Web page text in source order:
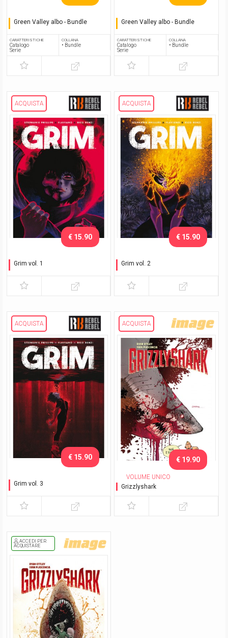
Green Valley albo - Bundle
CARATTERISTICHE
Catalogo
Serie
COLLANA
• Bundle
Green Valley albo - Bundle
CARATTERISTICHE
Catalogo
Serie
COLLANA
• Bundle
ACQUISTA
Grim vol. 1
€ 15.90
ACQUISTA
Grim vol. 2
€ 15.90
ACQUISTA
Grim vol. 3
€ 15.90
ACQUISTA
VOLUME UNICO
Grizzlyshark
€ 19.90
ACCEDI PER
ACQUISTARE